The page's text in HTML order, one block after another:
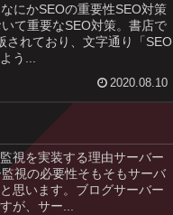
にかSEOの重要性SEO対策
て重要なSEO対策。書店で
されており、文字通り「SEO
う...
2020.08.10
視を実装する理由サーバー
視の必要性そもそもサーバ
思います。ブログサーバー
が、サー...